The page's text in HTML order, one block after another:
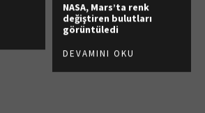
NASA, Mars’ta renk
değiştiren bulutları
görüntüledi
DEVAMINI OKU